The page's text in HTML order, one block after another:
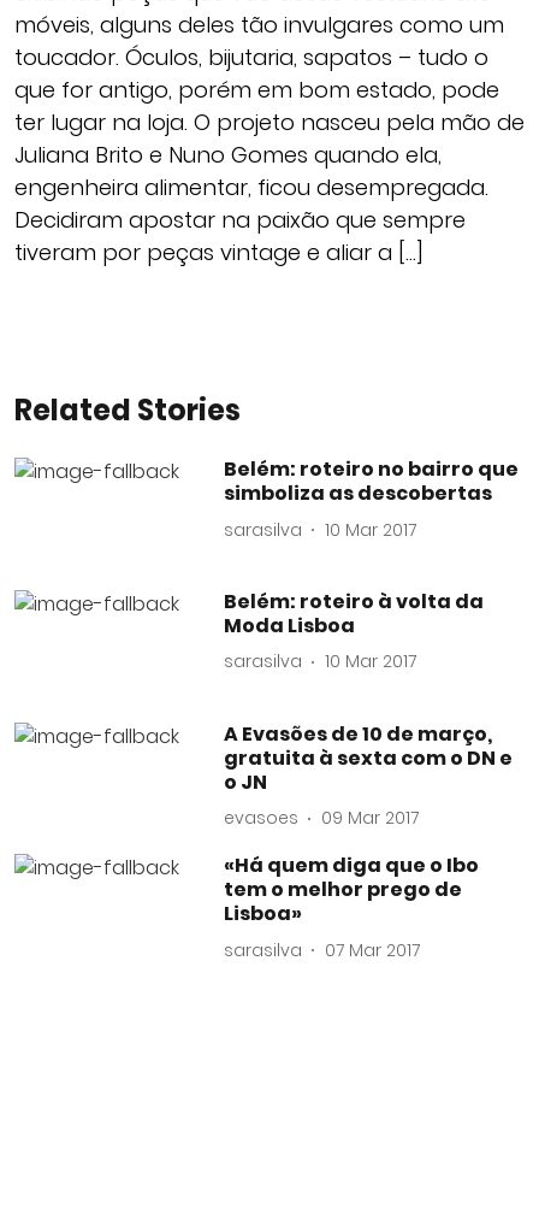
móveis, alguns deles tão invulgares como um
toucador. Óculos, bijutaria, sapatos – tudo o
que for antigo, porém em bom estado, pode
ter lugar na loja. O projeto nasceu pela mão de
Juliana Brito e Nuno Gomes quando ela,
engenheira alimentar, ficou desempregada.
Decidiram apostar na paixão que sempre
tiveram por peças vintage e aliar a […]
Related Stories
Belém: roteiro no bairro que
simboliza as descobertas
sarasilva 10 Mar 2017
Belém: roteiro à volta da
Moda Lisboa
sarasilva 10 Mar 2017
A Evasões de 10 de março,
gratuita à sexta com o DN e
o JN
evasoes 09 Mar 2017
«Há quem diga que o Ibo
tem o melhor prego de
Lisboa»
sarasilva 07 Mar 2017